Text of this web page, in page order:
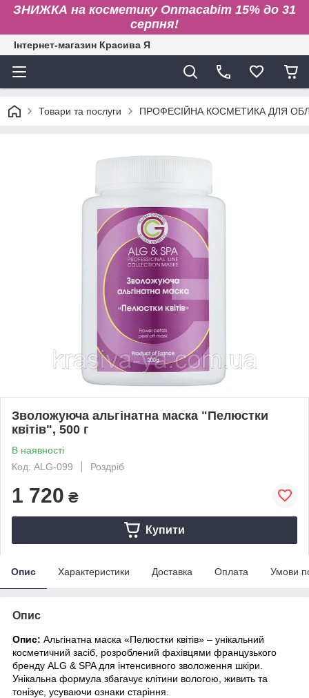
ЗНИЖКА на косметику Onmacabim 15% до 31
серпня!
Інтернет-магазин Красива Я
Товари та послуги ПРОФЕСІЙНА КОСМЕТИКА ДЛЯ
Зволожуюча альгінатна маска "Пелюстки
квітів", 500 г
В наявності
Код: ALG-099
Роздріб
1 720 ₴
Купити
Опис Характеристики Доставка Оплата Умови
Опис
Опис: Альгінатна маска «Пелюстки квітів» – унікальний
косметичний засіб, розроблений фахівцями французького
бренду ALG & SPA для інтенсивного зволоження шкіри.
Унікальна формула збагачує клітини вологою, живить та
тонізує, усуваючи ознаки старіння.